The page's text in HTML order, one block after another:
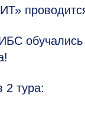
2 тура: